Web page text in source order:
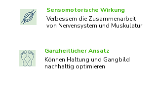
Sensomotorische Wirkung
Verbessern die Zusammenarbeit
von Nervensystem und Muskulatur
Ganzheitlicher Ansatz
Können Haltung und Gangbild
nachhaltig optimieren